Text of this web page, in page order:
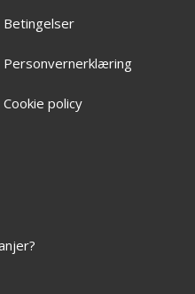
Betingelser
Personvernerklæring
Cookie policy